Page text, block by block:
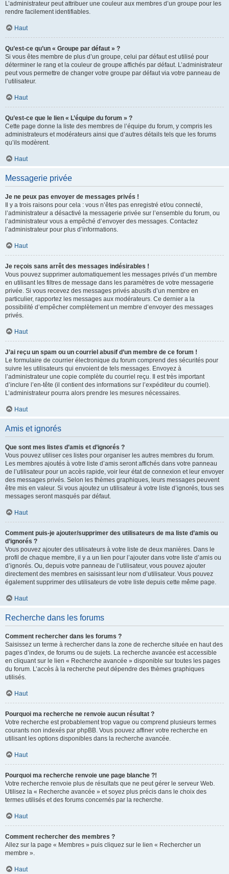
L’administrateur peut attribuer une couleur aux membres d’un groupe pour les
rendre facilement identifiables.
Haut
Qu’est-ce qu’un « Groupe par défaut » ?
Si vous êtes membre de plus d’un groupe, celui par défaut est utilisé pour
déterminer le rang et la couleur de groupe affichés par défaut. L’administrateur
peut vous permettre de changer votre groupe par défaut via votre panneau de
l’utilisateur.
Haut
Qu’est-ce que le lien « L’équipe du forum » ?
Cette page donne la liste des membres de l’équipe du forum, y compris les
administrateurs et modérateurs ainsi que d’autres détails tels que les forums
qu’ils modèrent.
Haut
Messagerie privée
Je ne peux pas envoyer de messages privés !
Il y a trois raisons pour cela : vous n’êtes pas enregistré et/ou connecté,
l’administrateur a désactivé la messagerie privée sur l’ensemble du forum, ou
l’administrateur vous a empêché d’envoyer des messages. Contactez
l’administrateur pour plus d’informations.
Haut
Je reçois sans arrêt des messages indésirables !
Vous pouvez supprimer automatiquement les messages privés d’un membre
en utilisant les filtres de message dans les paramètres de votre messagerie
privée. Si vous recevez des messages privés abusifs d’un membre en
particulier, rapportez les messages aux modérateurs. Ce dernier a la
possibilité d’empêcher complètement un membre d’envoyer des messages
privés.
Haut
J’ai reçu un spam ou un courriel abusif d’un membre de ce forum !
Le formulaire de courrier électronique du forum comprend des sécurités pour
suivre les utilisateurs qui envoient de tels messages. Envoyez à
l’administrateur une copie complète du courriel reçu. Il est très important
d’inclure l’en-tête (il contient des informations sur l’expéditeur du courriel).
L’administrateur pourra alors prendre les mesures nécessaires.
Haut
Amis et ignorés
Que sont mes listes d’amis et d’ignorés ?
Vous pouvez utiliser ces listes pour organiser les autres membres du forum.
Les membres ajoutés à votre liste d’amis seront affichés dans votre panneau
de l’utilisateur pour un accès rapide, voir leur état de connexion et leur envoyer
des messages privés. Selon les thèmes graphiques, leurs messages peuvent
être mis en valeur. Si vous ajoutez un utilisateur à votre liste d’ignorés, tous ses
messages seront masqués par défaut.
Haut
Comment puis-je ajouter/supprimer des utilisateurs de ma liste d’amis ou
d’ignorés ?
Vous pouvez ajouter des utilisateurs à votre liste de deux manières. Dans le
profil de chaque membre, il y a un lien pour l’ajouter dans votre liste d’amis ou
d’ignorés. Ou, depuis votre panneau de l’utilisateur, vous pouvez ajouter
directement des membres en saisissant leur nom d’utilisateur. Vous pouvez
également supprimer des utilisateurs de votre liste depuis cette même page.
Haut
Recherche dans les forums
Comment rechercher dans les forums ?
Saisissez un terme à rechercher dans la zone de recherche située en haut des
pages d’index, de forums ou de sujets. La recherche avancée est accessible
en cliquant sur le lien « Recherche avancée » disponible sur toutes les pages
du forum. L’accès à la recherche peut dépendre des thèmes graphiques
utilisés.
Haut
Pourquoi ma recherche ne renvoie aucun résultat ?
Votre recherche est probablement trop vague ou comprend plusieurs termes
courants non indexés par phpBB. Vous pouvez affiner votre recherche en
utilisant les options disponibles dans la recherche avancée.
Haut
Pourquoi ma recherche renvoie une page blanche ?!
Votre recherche renvoie plus de résultats que ne peut gérer le serveur Web.
Utilisez la « Recherche avancée » et soyez plus précis dans le choix des
termes utilisés et des forums concernés par la recherche.
Haut
Comment rechercher des membres ?
Allez sur la page « Membres » puis cliquez sur le lien « Rechercher un
membre ».
Haut